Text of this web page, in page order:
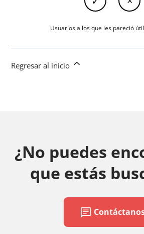
Usuarios a los que les pareció
Regresar al inicio
¿No puedes
que estás
chat